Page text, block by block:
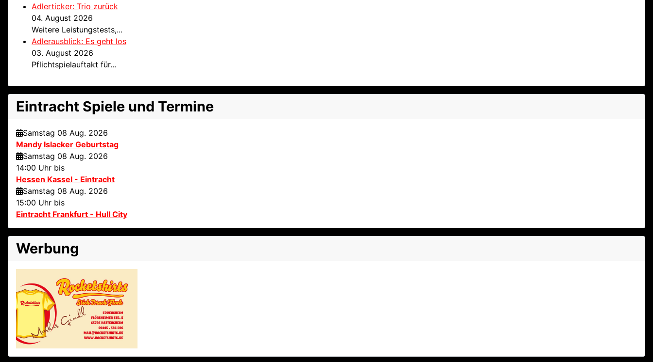
Adlerticker: Trio zurück
04. August 2026
Weitere Leistungstests,...
Adlerausblick: Es geht los
03. August 2026
Pflichtspielauftakt für...
Eintracht Spiele und Termine
Samstag 08 Aug. 2026
Mandy Islacker Geburtstag
Samstag 08 Aug. 2026
14:00 Uhr bis
Hessen Kassel - Eintracht
Samstag 08 Aug. 2026
15:00 Uhr bis
Eintracht Frankfurt - Hull City
Werbung